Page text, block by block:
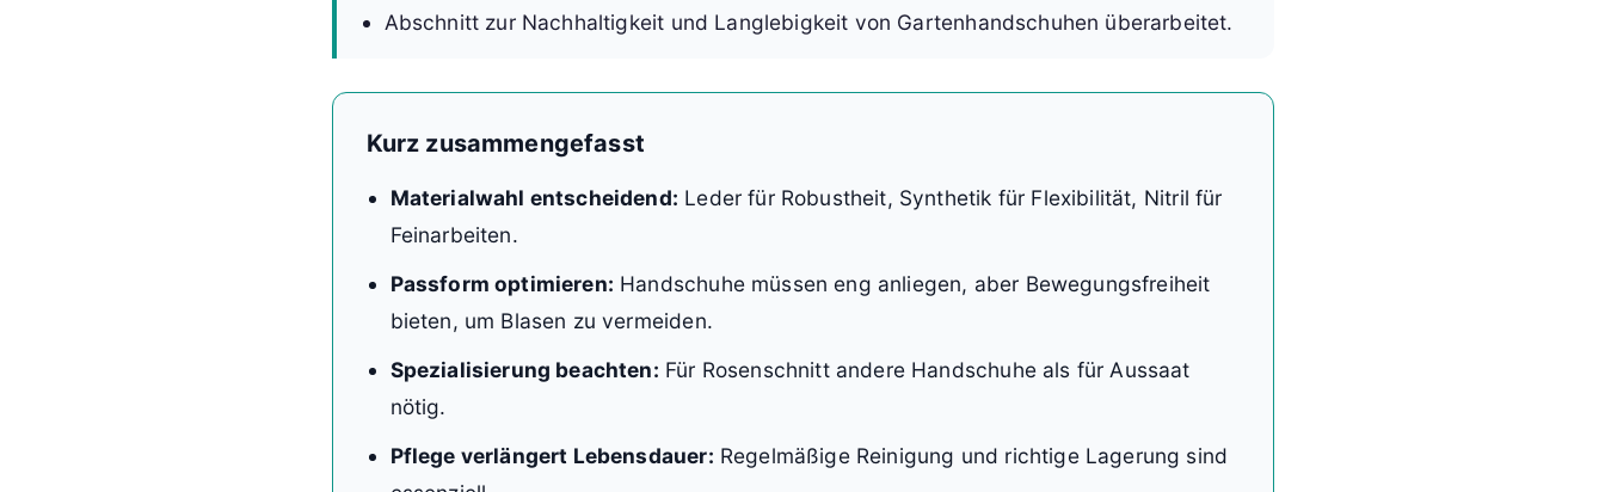
Abschnitt zur Nachhaltigkeit und Langlebigkeit von Gartenhandschuhen überarbeitet.
Kurz zusammengefasst
Materialwahl entscheidend: Leder für Robustheit, Synthetik für Flexibilität, Nitril für
Feinarbeiten.
Passform optimieren: Handschuhe müssen eng anliegen, aber Bewegungsfreiheit
bieten, um Blasen zu vermeiden.
Spezialisierung beachten: Für Rosenschnitt andere Handschuhe als für Aussaat
nötig.
Pflege verlängert Lebensdauer: Regelmäßige Reinigung und richtige Lagerung sind